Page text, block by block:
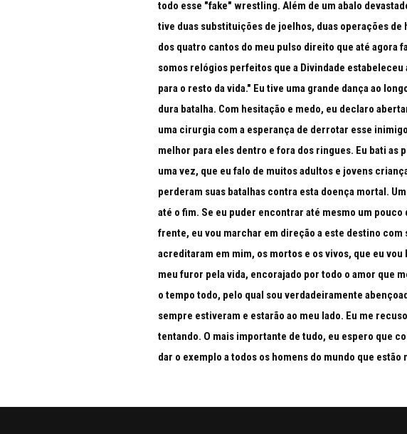
todo esse "fake" wrestling. Além de um abalo
tive duas substituições de joelhos, duas operações
dos quatro cantos do meu pulso direito que até
somos relógios perfeitos que a Divindade
para o resto da vida." Eu tive uma grande dança ao
dura batalha. Com hesitação e medo, eu declaro
uma cirurgia com a esperança de derrotar esse
melhor para eles dentro e fora dos ringues. Eu bati
uma vez, que eu falo de muitos adultos e jovens
perderam suas batalhas contra esta doença mortal.
até o fim. Se eu puder encontrar até mesmo um
frente, eu vou marchar em direção a este destino
acreditaram em mim, os mortos e os vivos, que eu
meu furor pela vida, encorajado por todo o amor que
o tempo todo, pelo qual sou verdadeiramente
sempre estiveram e estarão ao meu lado. Eu me
tentando. O mais importante de tudo, eu espero que
dar o exemplo a todos os homens do mundo que